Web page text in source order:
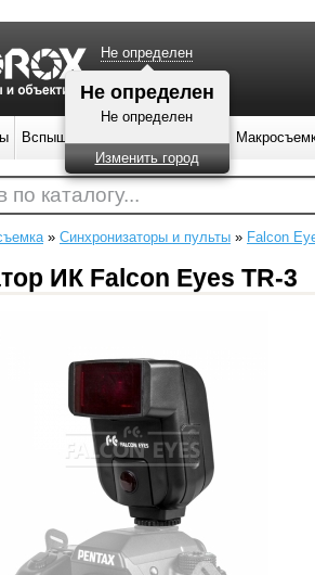
» Синхронизаторы и пульты » Falcon
ИК Falcon Eyes TR-3
Не определен
Не определен
Не определен
Изменить город
Вспышки
по каталогу...